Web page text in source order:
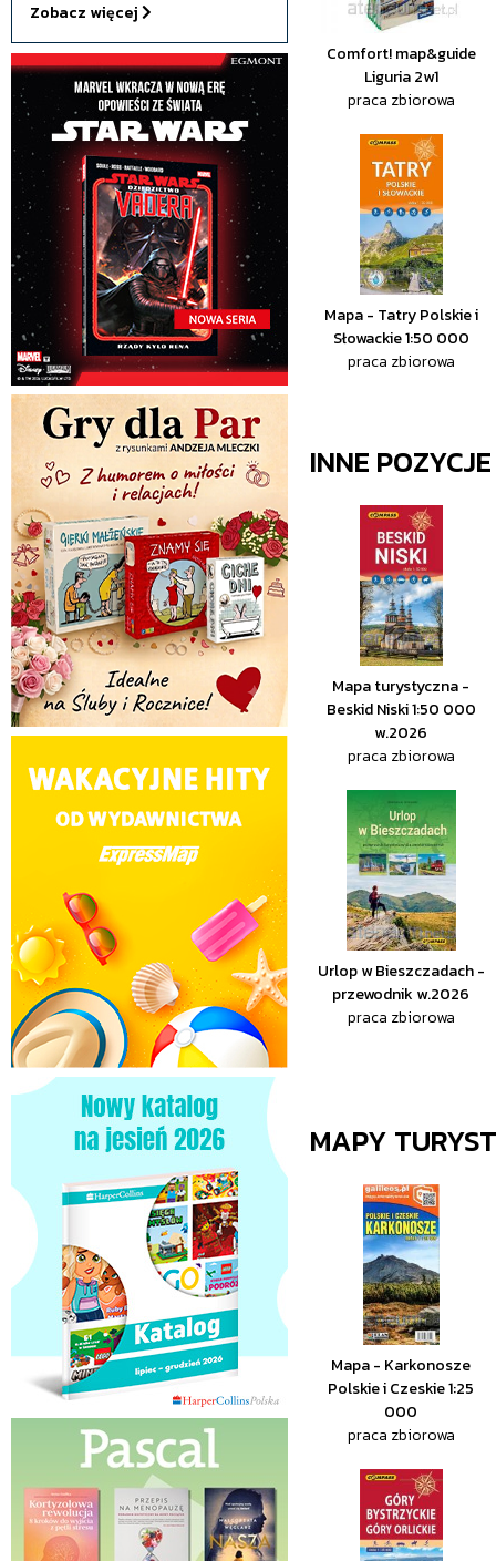
Zobacz więcej
Comfort! map&guide
Liguria 2w1
praca zbiorowa
Mapa - Tatry Polskie i
Słowackie 1:50 000
praca zbiorowa
INNE
Mapa turystyczna -
Beskid Niski 1:50 000
w.2026
praca zbiorowa
Urlop w Bieszczadach -
przewodnik w.2026
praca zbiorowa
MAPY
Mapa - Karkonosze
Polskie i Czeskie 1:25
000
praca zbiorowa